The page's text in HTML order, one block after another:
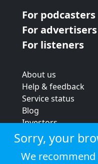
For podcasters
For advertisers
For listeners
About us
Help & feedback
Service status
Blog
Investors
Strategic review
Terms & conditions
Privacy policy
Sorry, your
We